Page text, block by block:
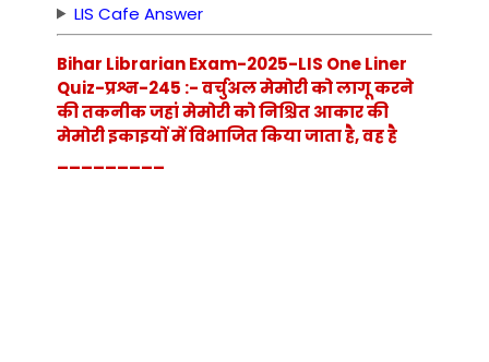
LIS Cafe Answer
Bihar Librarian Exam-2025-LIS One Liner
Quiz-प्रश्न-245 :- वर्चुअल मेमोरी को लागू करने
की तकनीक जहां मेमोरी को निश्चित आकार की
मेमोरी इकाइयों में विभाजित किया जाता है, वह है